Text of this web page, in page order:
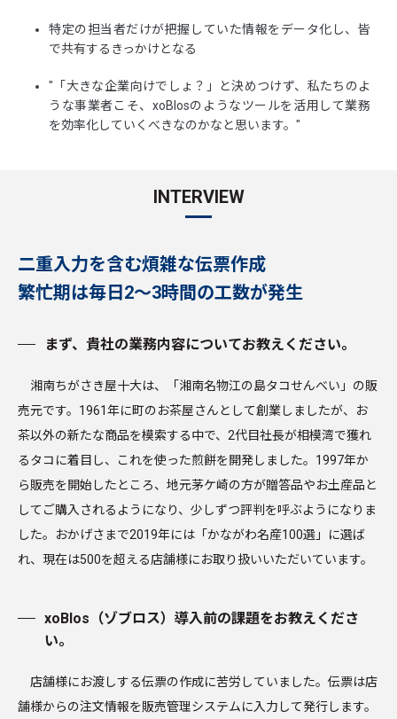
特定の担当者だけが把握していた情報をデータ化し、皆
で共有するきっかけとなる
"「大きな企業向けでしょ？」と決めつけず、私たちのよ
うな事業者こそ、xoBlosのようなツールを活用して業務
を効率化していくべきなのかなと思います。"
INTERVIEW
二重入力を含む煩雑な伝票作成
繁忙期は毎日2～3時間の工数が発生
まず、貴社の業務内容についてお教えください。
湘南ちがさき屋十大は、「湘南名物江の島タコせんべい」の販
売元です。1961年に町のお茶屋さんとして創業しましたが、お
茶以外の新たな商品を模索する中で、2代目社長が相模湾で獲れ
るタコに着目し、これを使った煎餅を開発しました。1997年か
ら販売を開始したところ、地元茅ケ崎の方が贈答品やお土産品と
してご購入されるようになり、少しずつ評判を呼ぶようになりま
した。おかげさまで2019年には「かながわ名産100選」に選ば
れ、現在は500を超える店舗様にお取り扱いいただいています。
xoBlos（ゾブロス）導入前の課題をお教えくださ
い。
店舗様にお渡しする伝票の作成に苦労していました。伝票は店
舗様からの注文情報を販売管理システムに入力して発行します。